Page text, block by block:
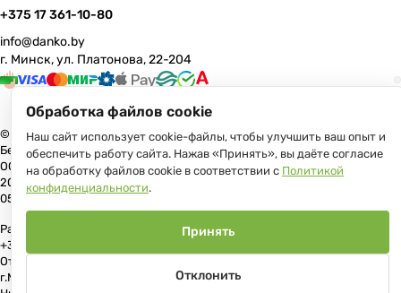
+375 17 361-10-80
info@danko.by
г. Минск, ул. Платонова, 22-204
© 2026 Данко Бай: качественная мебель с оперативной доставкой по
Беларуси
ООО «Гранд Парк», юр.адрес: 220005, Минск, ул. Платонова, 22, пом.
204 В торговом реестре с 17 июля 2013 г. Регистрация №191081534,
05.11.2008, Мингорисполком.
Рассмотрение обращений потребителей, телефон +375 (17) 361-10-80,
+375 (29) 191-10-80, +375 (29) 544-10-00, e-mail: info@danko.by
Отдел торговли и услуг Администрации Первомайского района
г.Минска: тел. +375(17)215-14-65, Начальник отдела: Жакович Юлия
Обработка файлов cookie
Наш сайт использует cookie-файлы, чтобы улучшить ваш опыт и
обеспечить работу сайта. Нажав «Принять», вы даёте согласие
на обработку файлов cookie в соответствии с Политикой
конфиденциальности.
Отклонить
Принять